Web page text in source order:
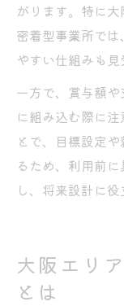
がります。特に
密着型事業所で
やすい仕組みも見
一方で、賞与額
に組み込む際に
とで、目標設定
るため、利用前
し、将来設計に役
大阪エリ
とは